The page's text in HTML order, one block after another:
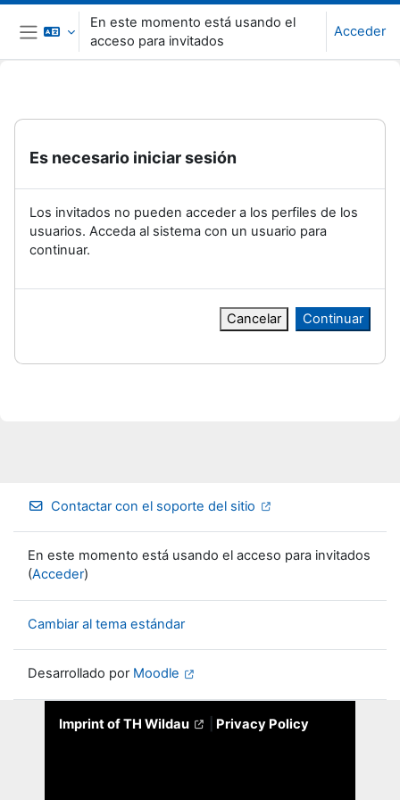
Salta al contenido principal
Panel lateral
En este momento está usando el
acceso para invitados
Acceder
Es necesario iniciar sesión
Los invitados no pueden acceder a los perfiles de los
usuarios. Acceda al sistema con un usuario para
continuar.
Cancelar Continuar
Contactar con el soporte del sitio
En este momento está usando el acceso para invitados
(Acceder)
Cambiar al tema estándar
Desarrollado por Moodle
Imprint of TH Wildau Privacy Policy